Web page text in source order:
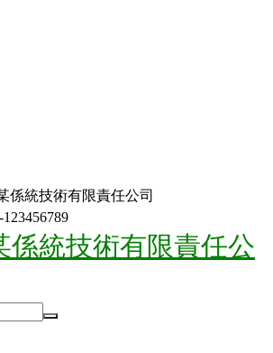
係統技術有限責任公司
123456789
係統技術有限責任公